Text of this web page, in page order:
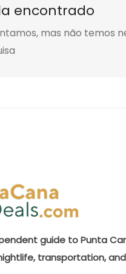
encontrado
mas não temos
guide to Punta
transportation,